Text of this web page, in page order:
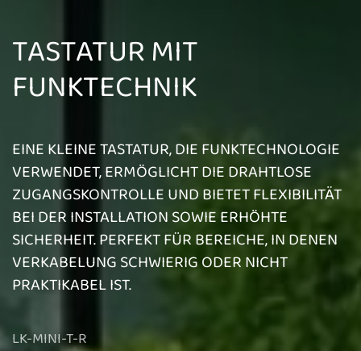
TASTATUR MIT
FUNKTECHNIK
EINE KLEINE TASTATUR, DIE FUNKTECHNOLOGIE
VERWENDET, ERMÖGLICHT DIE DRAHTLOSE
ZUGANGSKONTROLLE UND BIETET FLEXIBILITÄT
BEI DER INSTALLATION SOWIE ERHÖHTE
SICHERHEIT. PERFEKT FÜR BEREICHE, IN DENEN
VERKABELUNG SCHWIERIG ODER NICHT
PRAKTIKABEL IST.
LK-MINI-T-R